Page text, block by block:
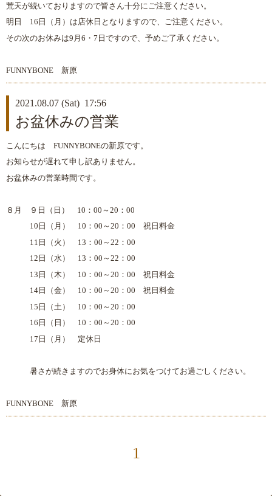
荒天が続いておりますので皆さん十分にご注意ください。
明日 16日（月）は店休日となりますので、ご注意ください。
その次のお休みは9月6・7日ですので、予めご了承ください。
FUNNYBONE 新原
2021.08.07 (Sat) 17:56
お盆休みの営業
こんにちは FUNNYBONEの新原です。
お知らせが遅れて申し訳ありません。
お盆休みの営業時間です。
８月 ９日（日） 10：00～20：00
10日（月） 10：00～20：00 祝日料金
11日（火） 13：00～22：00
12日（水） 13：00～22：00
13日（木） 10：00～20：00 祝日料金
14日（金） 10：00～20：00 祝日料金
15日（土） 10：00～20：00
16日（日） 10：00～20：00
17日（月） 定休日
暑さが続きますのでお身体にお気をつけてお過ごしください。
FUNNYBONE 新原
1